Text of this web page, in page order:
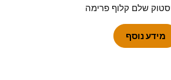
שלם קלוף פרימה
מידע נוסף